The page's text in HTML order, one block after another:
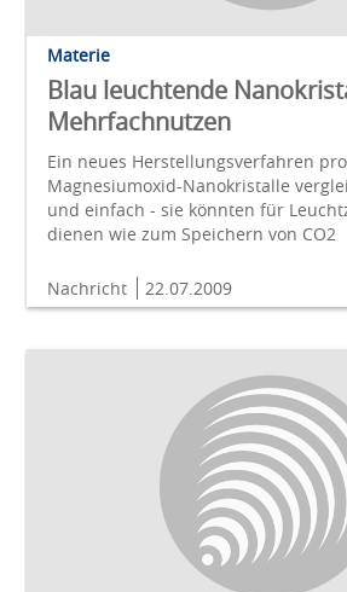
Materie
Blau leuchtende
Mehrfachnutzen
Ein neues Herstellungsverfahren
Magnesiumoxid-Nanokristalle
und einfach - sie könnten für
dienen wie zum Speichern von CO2
Nachricht 22.07.2009